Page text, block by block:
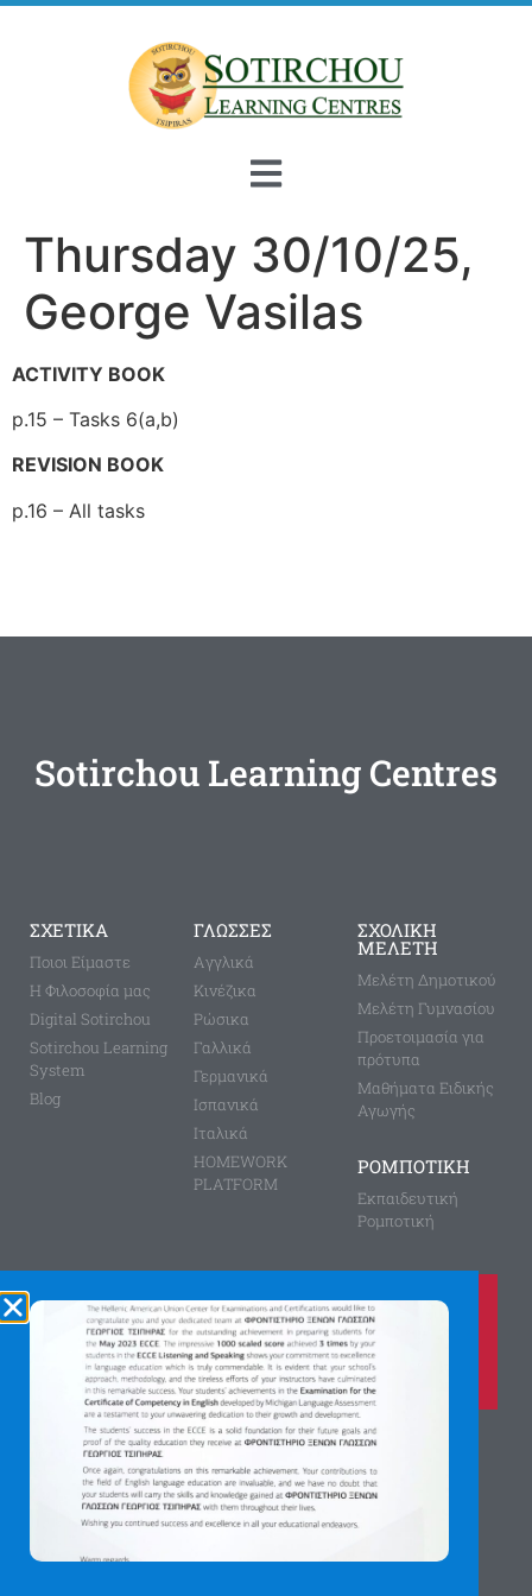
Thursday 30/10/25,
George Vasilas
ACTIVITY BOOK
p.15 – Tasks 6(a,b)
REVISION BOOK
p.16 – All tasks
Sotirchou Learning Centres
ΣΧΕΤΙΚΑ
Ποιοι Είμαστε
Η Φιλοσοφία μας
Digital Sotirchou
Sotirchou Learning
System
Blog
ΓΛΩΣΣΕΣ
Aγγλικά
Κινέζικα
Ρώσικα
Γαλλικά
Γερμανικά
Ισπανικά
Ιταλικά
HOMEWORK
PLATFORM
ΣΧΟΛΙΚΗ
ΜΕΛΕΤΗ
Μελέτη Δημοτικού
Μελέτη Γυμνασίου
Προετοιμασία για
πρότυπα
Μαθήματα Ειδικής
Αγωγής
ΡΟΜΠΟΤΙΚΗ
Εκπαιδευτική
Ρομποτική
Καλέστε μας τώρα στο
210 8028149
για περισσότερες πληροφορίες
Αγίας Παρασκευής 8, Άνω Πεύκη
Αργύρη Γεωργίου 2, Λυκόβρυση
Πατήστε εδώ για χάρτη